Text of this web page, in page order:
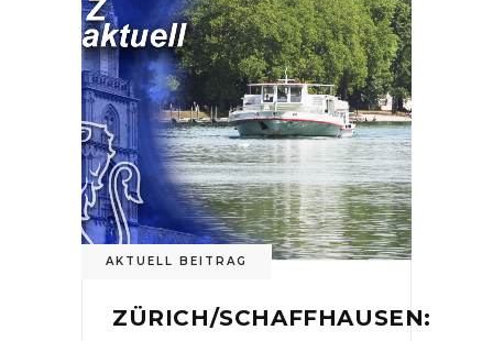
AKTUELL BEITRAG
ZÜRICH/SCHAFFHAUSEN: